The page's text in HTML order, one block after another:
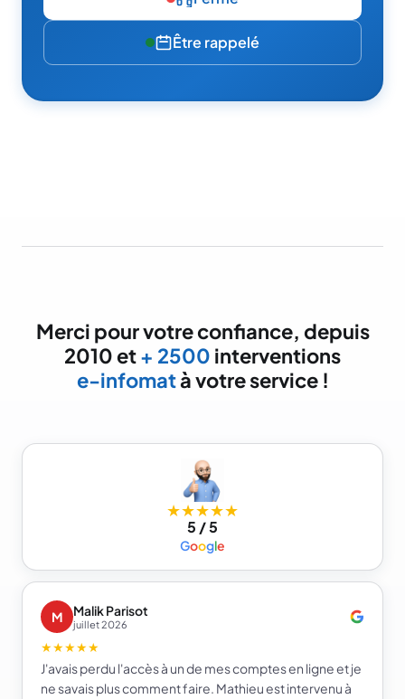
Être rappelé
Merci pour votre confiance, depuis
2010 et+ 2500 interventions
e-infomatà votre service !
★★★★★
5 / 5
Google
M Malik Parisot
juillet 2026
★★★★★
J'avais perdu l'accès à un de mes comptes en ligne et je
ne savais plus comment faire. Mathieu est intervenu à